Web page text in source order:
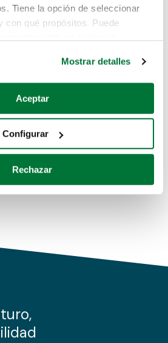
Tiene la opción de seleccionar
con qué propósitos. Puede
quisiéramos:
sobre su ubicación geográfica
analizándolo activamente
específicas (huellas
sobre cómo se procesan sus
que haga del sitio web con
sociales, publicidad y análisis
Mostrar detalles
Aceptar
Configurar
Rechazar
el coche que estás
de estos enlaces: